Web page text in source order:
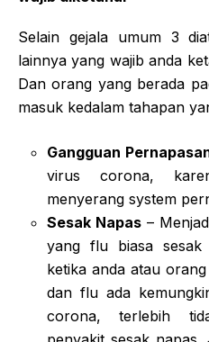
Selain gejala umum 3
lainnya yang wajib anda
Dan orang yang berada
masuk kedalam tahapan
Gangguan
virus corona,
menyerang system
Sesak Napas –
yang flu biasa sesak
ketika anda atau
dan flu ada
corona, terlebih